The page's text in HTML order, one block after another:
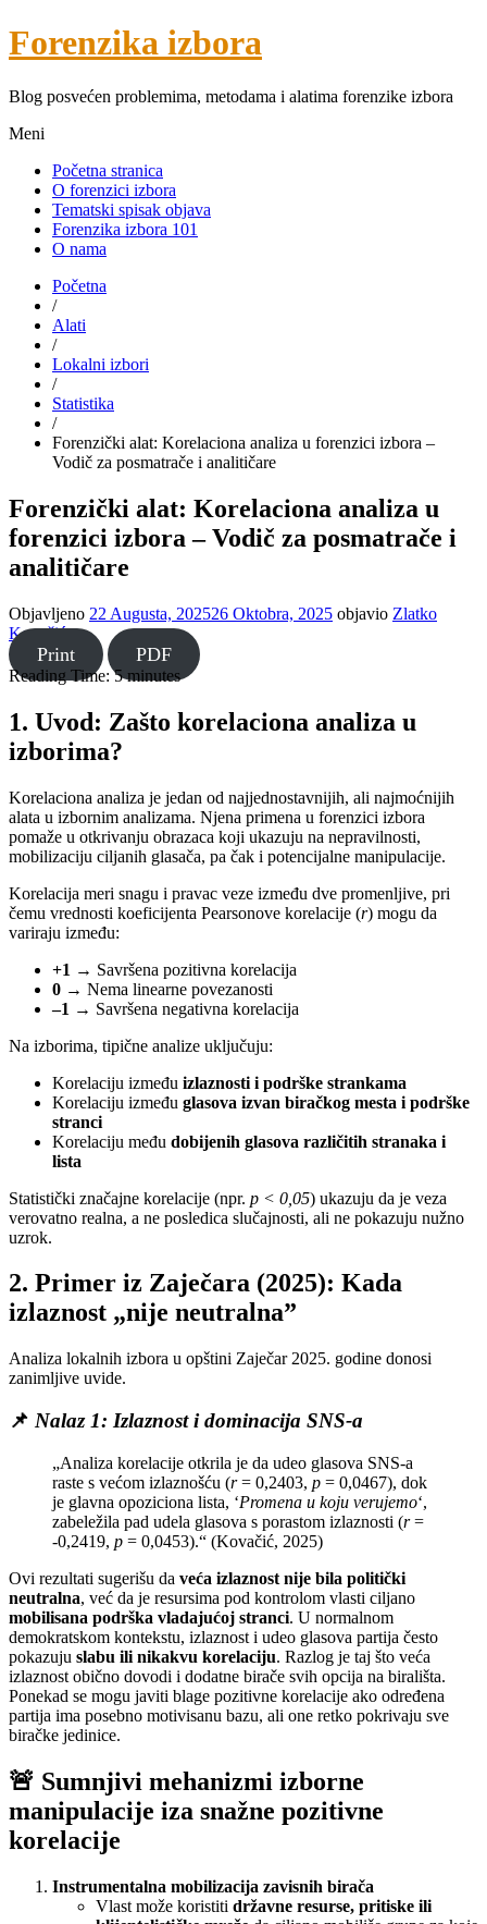
Forenzika izbora
Blog posvećen problemima, metodama i alatima forenzike izbora
Meni
Početna stranica
O forenzici izbora
Tematski spisak objava
Forenzika izbora 101
O nama
Početna
/
Alati
/
Lokalni izbori
/
Statistika
/
Forenzički alat: Korelaciona analiza u forenzici izbora –
Vodič za posmatrače i analitičare
Forenzički alat: Korelaciona analiza u
forenzici izbora – Vodič za posmatrače i
analitičare
Objavljeno 22 Augusta, 202526 Oktobra, 2025 objavio Zlatko
Kovačić
Print PDF
Reading Time:5 minutes
1. Uvod: Zašto korelaciona analiza u
izborima?
Korelaciona analiza je jedan od najjednostavnijih, ali najmoćnijih
alata u izbornim analizama. Njena primena u forenzici izbora
pomaže u otkrivanju obrazaca koji ukazuju na nepravilnosti,
mobilizaciju ciljanih glasača, pa čak i potencijalne manipulacije.
Korelacija meri snagu i pravac veze između dve promenljive, pri
čemu vrednosti koeficijenta Pearsonove korelacije (r) mogu da
variraju između:
+1 → Savršena pozitivna korelacija
0 → Nema linearne povezanosti
–1 → Savršena negativna korelacija
Na izborima, tipične analize uključuju:
Korelaciju između izlaznosti i podrške strankama
Korelaciju između glasova izvan biračkog mesta i podrške
stranci
Korelaciju među dobijenih glasova različitih stranaka i
lista
Statistički značajne korelacije (npr. p < 0,05) ukazuju da je veza
verovatno realna, a ne posledica slučajnosti, ali ne pokazuju nužno
uzrok.
2. Primer iz Zaječara (2025): Kada
izlaznost „nije neutralna”
Analiza lokalnih izbora u opštini Zaječar 2025. godine donosi
zanimljive uvide.
📌 Nalaz 1: Izlaznost i dominacija SNS-a
„Analiza korelacije otkrila je da udeo glasova SNS-a
raste s većom izlaznošću (r= 0,2403, p = 0,0467), dok
je glavna opoziciona lista, ‘Promena u koju verujemo‘,
zabeležila pad udela glasova s porastom izlaznosti (r=
-0,2419, p = 0,0453).“ (Kovačić, 2025)
Ovi rezultati sugerišu da veća izlaznost nije bila politički
neutralna, već da je resursima pod kontrolom vlasti ciljano
mobilisana podrška vladajućoj stranci. U normalnom
demokratskom kontekstu, izlaznost i udeo glasova partija često
pokazuju slabu ili nikakvu korelaciju. Razlog je taj što veća
izlaznost obično dovodi i dodatne birače svih opcija na birališta.
Ponekad se mogu javiti blage pozitivne korelacije ako određena
partija ima posebno motivisanu bazu, ali one retko pokrivaju sve
biračke jedinice.
🚨 Sumnjivi mehanizmi izborne
manipulacije iza snažne pozitivne
korelacije
Instrumentalna mobilizacija zavisnih birača
Vlast može koristiti državne resurse, pritiske ili